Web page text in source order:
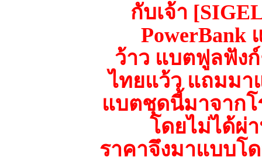
กับเจ้า
PowerBank
ว้าว แบตฟูลฟัง
ไทยแว้ว แถมมา
แบตชุดนี้มาจากโ
โดยไม่ได้ผ่
ราคาจึงมาแบบโ